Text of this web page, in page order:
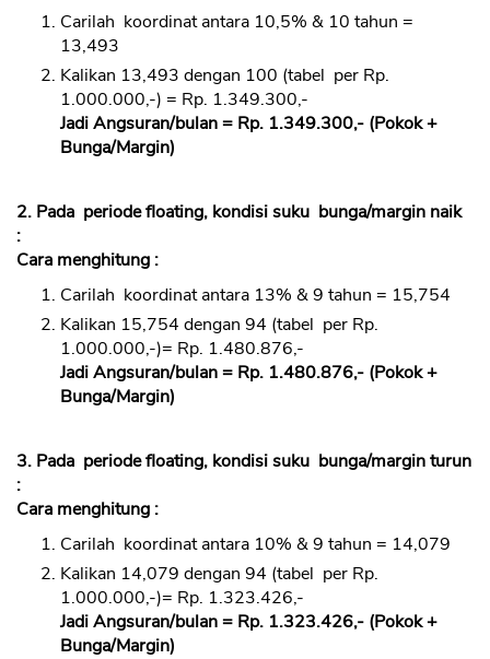
Carilah koordinat antara 10,5% & 10 tahun =
13,493
Kalikan 13,493 dengan 100 (tabel per Rp.
1.000.000,-) = Rp. 1.349.300,-
Jadi Angsuran/bulan = Rp. 1.349.300,- (Pokok +
Bunga/Margin)
2. Pada periode floating, kondisi suku bunga/margin naik
:
Cara menghitung :
Carilah koordinat antara 13% & 9 tahun = 15,754
Kalikan 15,754 dengan 94 (tabel per Rp.
1.000.000,-)= Rp. 1.480.876,-
Jadi Angsuran/bulan = Rp. 1.480.876,- (Pokok +
Bunga/Margin)
3. Pada periode floating, kondisi suku bunga/margin turun
:
Cara menghitung :
Carilah koordinat antara 10% & 9 tahun = 14,079
Kalikan 14,079 dengan 94 (tabel per Rp.
1.000.000,-)= Rp. 1.323.426,-
Jadi Angsuran/bulan = Rp. 1.323.426,- (Pokok +
Bunga/Margin)